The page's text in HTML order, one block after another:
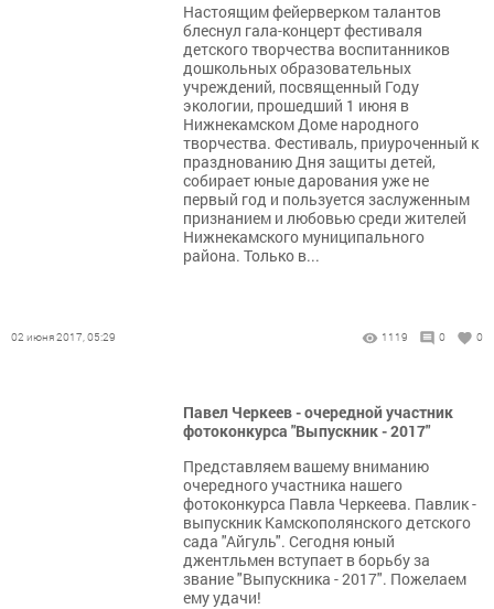
Настоящим фейерверком талантов
блеснул гала-концерт фестиваля
детского творчества воспитанников
дошкольных образовательных
учреждений, посвященный Году
экологии, прошедший 1 июня в
Нижнекамском Доме народного
творчества. Фестиваль, приуроченный к
празднованию Дня защиты детей,
собирает юные дарования уже не
первый год и пользуется заслуженным
признанием и любовью среди жителей
Нижнекамского муниципального
района. Только в...
02 июня 2017, 05:29 1119 0 0
Павел Черкеев - очередной участник
фотоконкурса "Выпускник - 2017"
Представляем вашему вниманию
очередного участника нашего
фотоконкурса Павла Черкеева. Павлик -
выпускник Камскополянского детского
сада "Айгуль". Сегодня юный
джентльмен вступает в борьбу за
звание "Выпускника - 2017". Пожелаем
ему удачи!